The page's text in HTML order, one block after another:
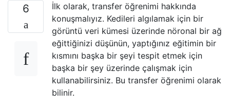
6
İlk olarak, transfer öğrenimi hakkında
konuşmalıyız. Kedileri algılamak için bir
görüntü veri kümesi üzerinde nöronal bir ağ
eğittiğinizi düşünün, yaptığınız eğitimin bir
kısmını başka bir şeyi tespit etmek için
başka bir şey üzerinde çalışmak için
kullanabilirsiniz. Bu transfer öğrenimi olarak
bilinir.